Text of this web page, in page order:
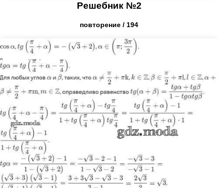
Решебник №2
повторение / 194